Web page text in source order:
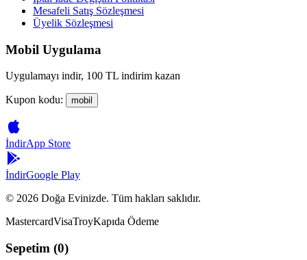
Mesafeli Satış Sözleşmesi
Üyelik Sözleşmesi
Mobil Uygulama
Uygulamayı indir, 100 TL indirim kazan
Kupon kodu: mobil
İndirApp Store
İndirGoogle Play
© 2026 Doğa Evinizde. Tüm hakları saklıdır.
MastercardVisaTroyKapıda Ödeme
Sepetim (0)